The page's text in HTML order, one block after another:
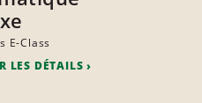
E-Class
LES DÉTAILS